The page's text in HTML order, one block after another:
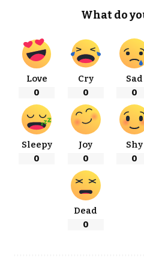
What do
Love
0
Cry
0
Sad
0
Sleepy
0
Joy
0
Shy
0
Dead
0